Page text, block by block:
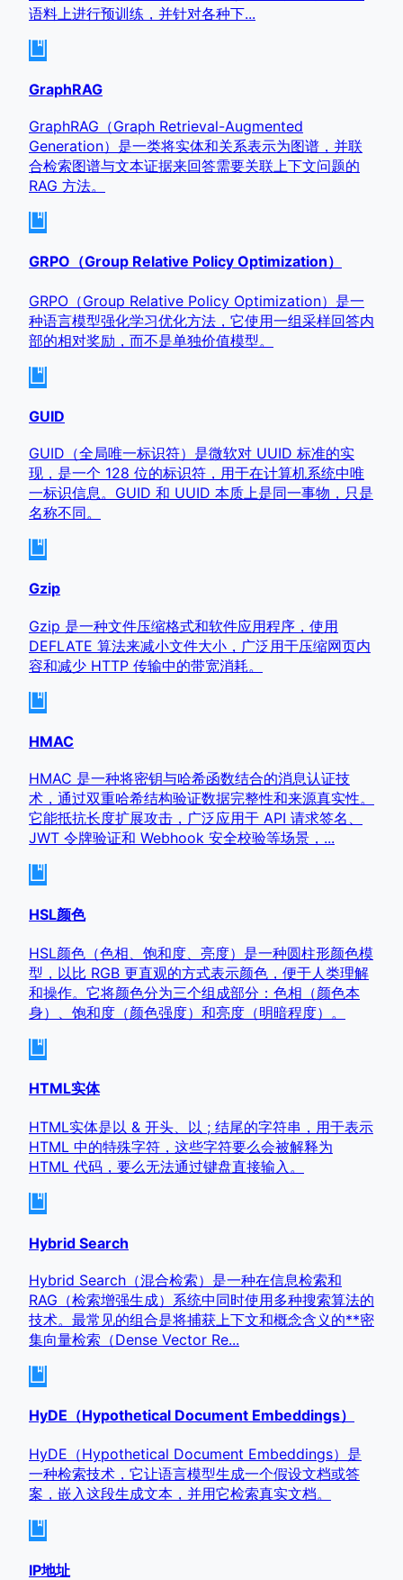
语料上进行预训练，并针对各种下...
GraphRAG
GraphRAG（Graph Retrieval-Augmented
Generation）是一类将实体和关系表示为图谱，并联
合检索图谱与文本证据来回答需要关联上下文问题的
RAG 方法。
GRPO（Group Relative Policy Optimization）
GRPO（Group Relative Policy Optimization）是一
种语言模型强化学习优化方法，它使用一组采样回答内
部的相对奖励，而不是单独价值模型。
GUID
GUID（全局唯一标识符）是微软对 UUID 标准的实
现，是一个 128 位的标识符，用于在计算机系统中唯
一标识信息。GUID 和 UUID 本质上是同一事物，只是
名称不同。
Gzip
Gzip 是一种文件压缩格式和软件应用程序，使用
DEFLATE 算法来减小文件大小，广泛用于压缩网页内
容和减少 HTTP 传输中的带宽消耗。
HMAC
HMAC 是一种将密钥与哈希函数结合的消息认证技
术，通过双重哈希结构验证数据完整性和来源真实性。
它能抵抗长度扩展攻击，广泛应用于 API 请求签名、
JWT 令牌验证和 Webhook 安全校验等场景，...
HSL颜色
HSL颜色（色相、饱和度、亮度）是一种圆柱形颜色模
型，以比 RGB 更直观的方式表示颜色，便于人类理解
和操作。它将颜色分为三个组成部分：色相（颜色本
身）、饱和度（颜色强度）和亮度（明暗程度）。
HTML实体
HTML实体是以 & 开头、以 ; 结尾的字符串，用于表示
HTML 中的特殊字符，这些字符要么会被解释为
HTML 代码，要么无法通过键盘直接输入。
Hybrid Search
Hybrid Search（混合检索）是一种在信息检索和
RAG（检索增强生成）系统中同时使用多种搜索算法的
技术。最常见的组合是将捕获上下文和概念含义的**密
集向量检索（Dense Vector Re...
HyDE（Hypothetical Document Embeddings）
HyDE（Hypothetical Document Embeddings）是
一种检索技术，它让语言模型生成一个假设文档或答
案，嵌入这段生成文本，并用它检索真实文档。
IP地址